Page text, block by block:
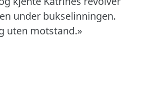
under bukselinningen.
uten motstand.»